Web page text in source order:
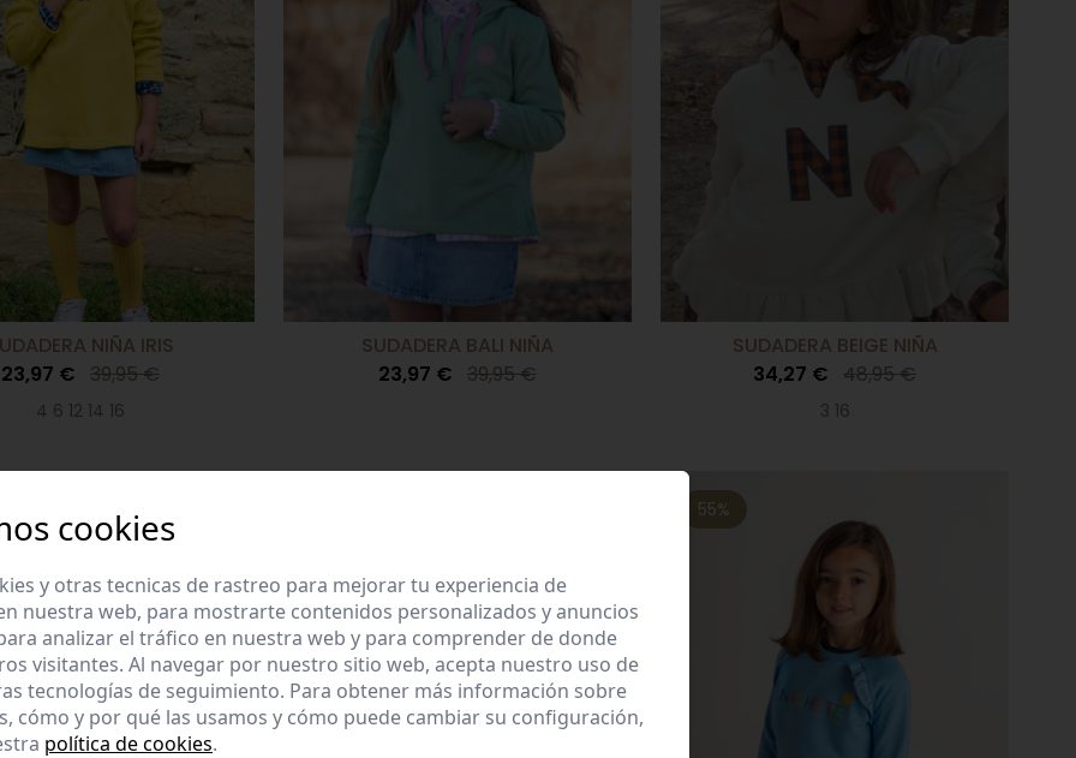
NIÑA IRIS
23,97 € 39,95 €
4 6 12 14 16
SUDADERA BALI NIÑA
23,97 € 39,95 €
SUDADERA BEIGE NIÑA
34,27 € 48,95 €
3 16
55%
cookies
y otras tecnicas de rastreo para mejorar tu experiencia de
nuestra web, para mostrarte contenidos personalizados y anuncios
analizar el tráfico en nuestra web y para comprender de donde
visitantes. Al navegar por nuestro sitio web, acepta nuestro uso de
tecnologías de seguimiento. Para obtener más información sobre
cómo y por qué las usamos y cómo puede cambiar su configuración,
política de cookies.